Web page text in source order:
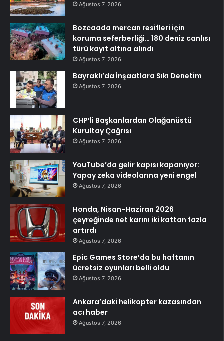
Ağustos 7, 2026
Bozcaada mercan resifleri için
koruma seferberliği… 180 deniz canlısı
türü kayıt altına alındı
Ağustos 7, 2026
Bayraklı’da İnşaatlara Sıkı Denetim
Ağustos 7, 2026
CHP’li Başkanlardan Olağanüstü
Kurultay Çağrısı
Ağustos 7, 2026
YouTube’da gelir kapısı kapanıyor:
Yapay zeka videolarına yeni engel
Ağustos 7, 2026
Honda, Nisan-Haziran 2026
çeyreğinde net karını iki kattan fazla
artırdı
Ağustos 7, 2026
Epic Games Store’da bu haftanın
ücretsiz oyunları belli oldu
Ağustos 7, 2026
Ankara’daki helikopter kazasından
acı haber
Ağustos 7, 2026